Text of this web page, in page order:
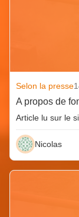
Selon la presse
A propos de
Article lu sur le
Nicolas